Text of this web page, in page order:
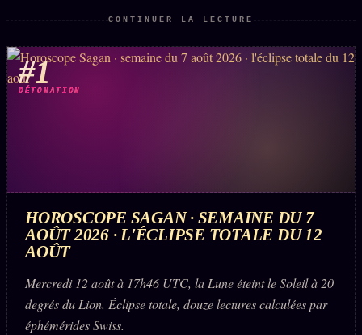
ÉDITORIAL ÉQUIPE + AUTEURS
À propos
Who is who
Qui baise qui
Signatures
Charte éditoriale
CONTINUER LA LECTURE
#1
DÉTONATION
HOROSCOPE SAGAN · SEMAINE DU 7
AOÛT 2026 · L'ÉCLIPSE TOTALE DU 12
AOÛT
Mercredi 12 août à 17h46 UTC, la Lune éteint le Soleil à 20
degrés du Lion. Éclipse totale, douze lectures calculées par
éphémérides Swiss.